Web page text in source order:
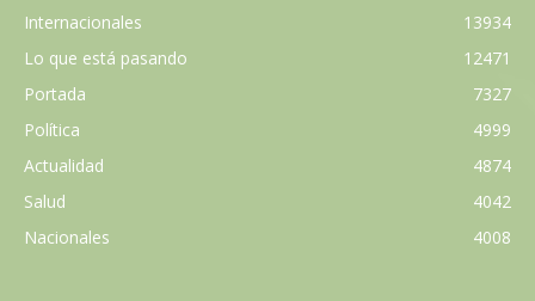
Internacionales
13934
Lo que está pasando
12471
Portada
7327
Política
4999
Actualidad
4874
Salud
4042
Nacionales
4008